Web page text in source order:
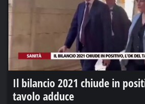
Il bilancio 2021 chiude in
tavolo adduce